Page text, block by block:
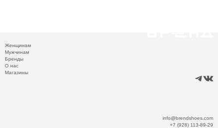
Женщинам
Мужчинам
Бренды
О нас
Магазины
info@brendshoes.com
+7 (928) 113-89-29